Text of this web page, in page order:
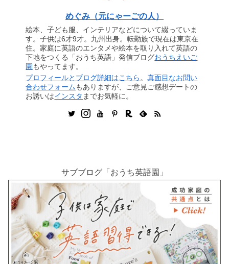
めぐみ（元にゃーごの人）
絵本、子ども服、インテリアなどについて綴っていま
す。子供は6才9才。九州出身。転勤族で現在は東京在
住。家庭に英語のエンタメや絵本を取り入れて英語の
下地をつくる「おうち英語」発信ブログおうちえいご
園もやってます。
プロフィールとブログ詳細はこちら 。真面目なお問い
合わせフォームもありますが、ご意見ご感想デートの
お誘いはインスタ までお気軽に。
サブブログ「おうち英語園」